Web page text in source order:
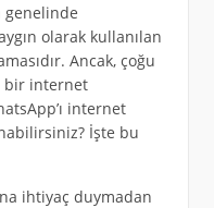
genelinde
olarak kullanılan
Ancak, çoğu
bir internet
internet
İşte bu
ihtiyaç duymadan